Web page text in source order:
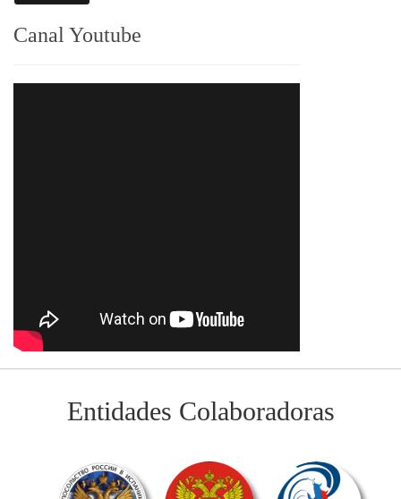
Canal Youtube
Entidades Colaboradoras